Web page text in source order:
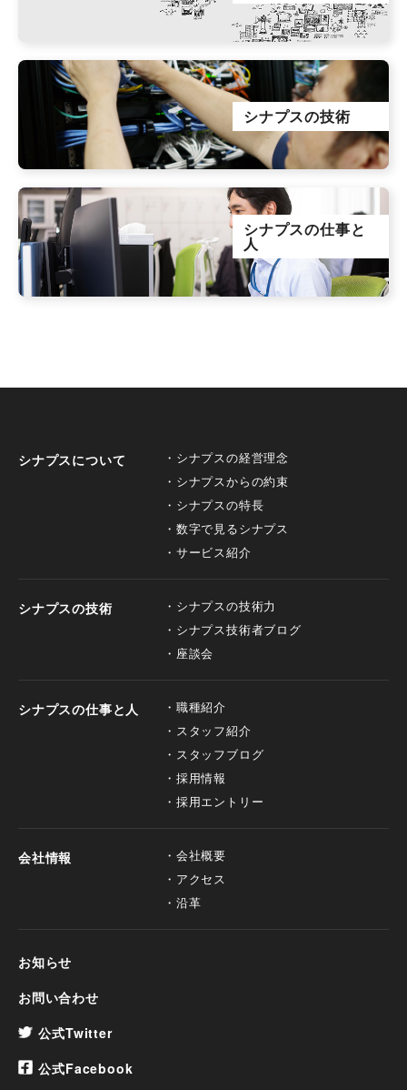
シナプスの技術
シナプスの仕事と
人
シナプスについて
シナプスの経営理念
シナプスからの約束
シナプスの特長
数字で見るシナプス
サービス紹介
シナプスの技術
シナプスの技術力
シナプス技術者ブログ
座談会
シナプスの仕事と人
職種紹介
スタッフ紹介
スタッフブログ
採用情報
採用エントリー
会社情報
会社概要
アクセス
沿革
お知らせ
お問い合わせ
公式Twitter
公式Facebook